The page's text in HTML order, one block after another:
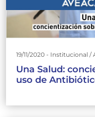
19/11/2020 - Institucional /
Una Salud:
uso de